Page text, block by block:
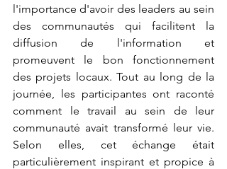
l'importance d'avoir des leaders au sein
des communautés qui facilitent la
diffusion de l'information et
promeuvent le bon fonctionnement
des projets locaux. Tout au long de la
journée, les participantes ont raconté
comment le travail au sein de leur
communauté avait transformé leur vie.
Selon elles, cet échange était
particulièrement inspirant et propice à